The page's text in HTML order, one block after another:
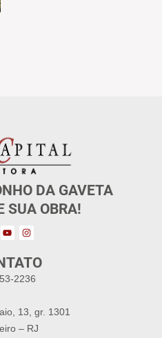
DA GAVETA
SUA OBRA!
2236
13, gr. 1301
– RJ